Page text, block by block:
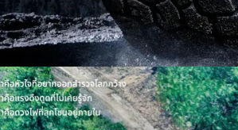
BYD dolphin ติดตั้ง